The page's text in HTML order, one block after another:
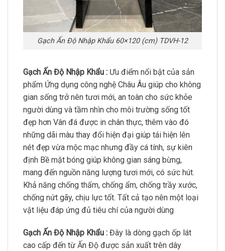
Gạch Ấn Độ Nhập Khẩu 60×120 (cm) TDVH-12
Gạch Ấn Độ Nhập Khẩu : Ưu điểm nổi bật của sản
phẩm Ứng dụng công nghệ Châu Âu giúp cho không
gian sống trở nên tươi mới, an toàn cho sức khỏe
người dùng và tầm nhìn cho môi trường sống tốt
đẹp hơn Vân đá được in chân thực, thêm vào đó
những dãi màu thay đổi hiện đại giúp tái hiện lên
nét đẹp vừa mộc mạc nhưng đầy cá tính, sự kiên
định Bề mặt bóng giúp không gian sáng bừng,
mang đến nguồn năng lượng tươi mới, có sức hút.
Khả năng chống thấm, chống ẩm, chống trầy xước,
chống nứt gãy, chịu lực tốt. Tất cả tạo nên một loại
vật liệu đáp ứng đủ tiêu chí của người dùng
Gạch Ấn Độ Nhập Khẩu : Đây là dòng gạch ốp lát
cao cấp đến từ Ấn Độ được sản xuất trên dây